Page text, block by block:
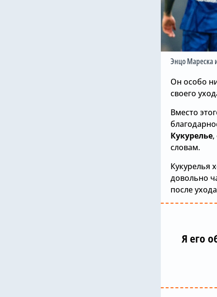
Энцо Мареска
Он особо
своего
Вместо
Кукурелье
словам.
Кукурелья
довольно
после
Я его